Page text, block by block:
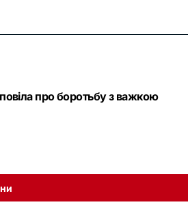
про боротьбу з важкою